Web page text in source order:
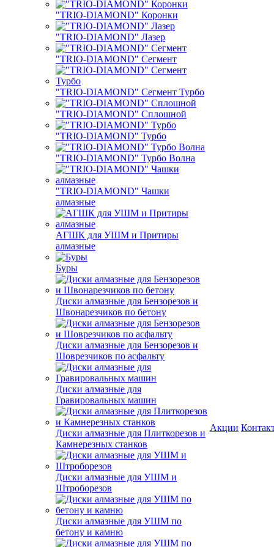
"TRIO-DIAMOND" Коронки
"TRIO-DIAMOND" Лазер
"TRIO-DIAMOND" Сегмент
"TRIO-DIAMOND" Сегмент Турбо
"TRIO-DIAMOND" Сплошной
"TRIO-DIAMOND" Турбо
"TRIO-DIAMOND" Турбо Волна
"TRIO-DIAMOND" Чашки
алмазные
АГШК для УШМ и Притиры
алмазные
Буры
Диски алмазные для Бензорезов и
Швонарезчиков по бетону
Диски алмазные для Бензорезов и
Шоврезчиков по асфальту
Диски алмазные для
Гравировальных машин
Диски алмазные для Плиткорезов и
Камнерезных станков
Диски алмазные для УШМ и
Штроборезов
Диски алмазные для УШМ по
бетону и камню
Акции